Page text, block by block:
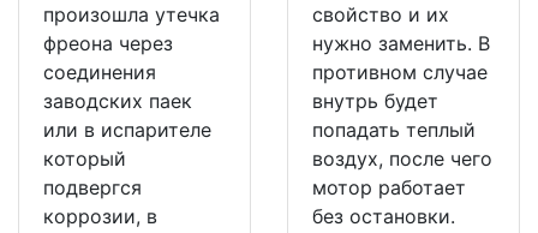
произошла утечка
фреона через
соединения
заводских паек
или в испарителе
который
подвергся
коррозии, в
свойство и их
нужно заменить. В
противном случае
внутрь будет
попадать теплый
воздух, после чего
мотор работает
без остановки.